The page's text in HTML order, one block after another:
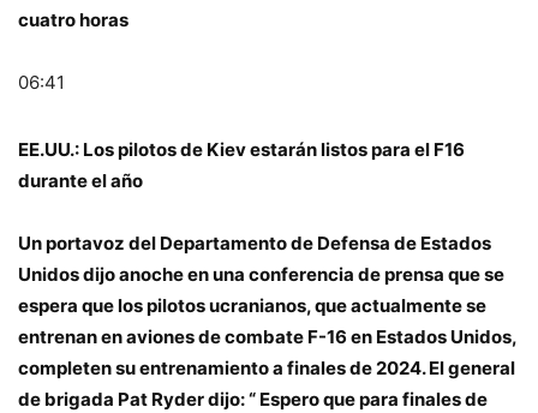
cuatro horas
06:41
EE.UU.: Los pilotos de Kiev estarán listos para el F16
durante el año
Un portavoz del Departamento de Defensa de Estados
Unidos dijo anoche en una conferencia de prensa que se
espera que los pilotos ucranianos, que actualmente se
entrenan en aviones de combate F-16 en Estados Unidos,
completen su entrenamiento a finales de 2024. El general
de brigada Pat Ryder dijo: “ Espero que para finales de